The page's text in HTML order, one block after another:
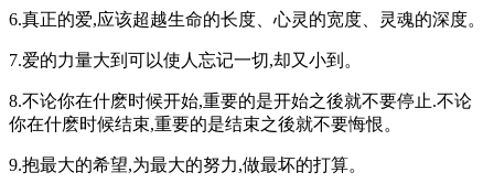
6.真正的爱,应该超越生命的长度、心灵的宽度、灵魂的深度。
7.爱的力量大到可以使人忘记一切,却又小到。
8.不论你在什麽时候开始,重要的是开始之後就不要停止.不论
你在什麽时候结束,重要的是结束之後就不要悔恨。
9.抱最大的希望,为最大的努力,做最坏的打算。